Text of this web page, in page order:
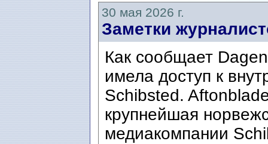
30 мая 2026 г.
Заметки
Как сообщает
имела доступ к
Schibsted.
крупнейшая
медиакомпании